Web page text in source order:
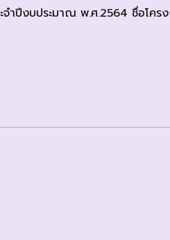
ำปีงบประมาณ พ.ศ.2564 ชื่อโคร